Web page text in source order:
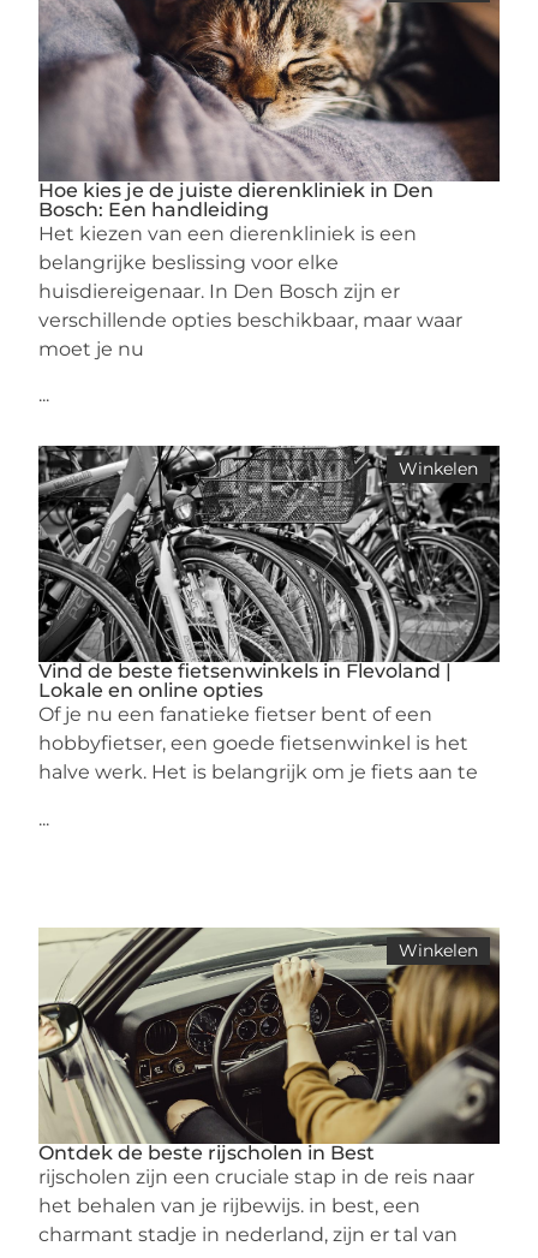
Hoe kies je de juiste dierenkliniek in Den
Bosch: Een handleiding
Het kiezen van een dierenkliniek is een
belangrijke beslissing voor elke
huisdiereigenaar. In Den Bosch zijn er
verschillende opties beschikbaar, maar waar
moet je nu
...
Winkelen
Vind de beste fietsenwinkels in Flevoland |
Lokale en online opties
Of je nu een fanatieke fietser bent of een
hobbyfietser, een goede fietsenwinkel is het
halve werk. Het is belangrijk om je fiets aan te
...
Winkelen
Ontdek de beste rijscholen in Best
rijscholen zijn een cruciale stap in de reis naar
het behalen van je rijbewijs. in best, een
charmant stadje in nederland, zijn er tal van